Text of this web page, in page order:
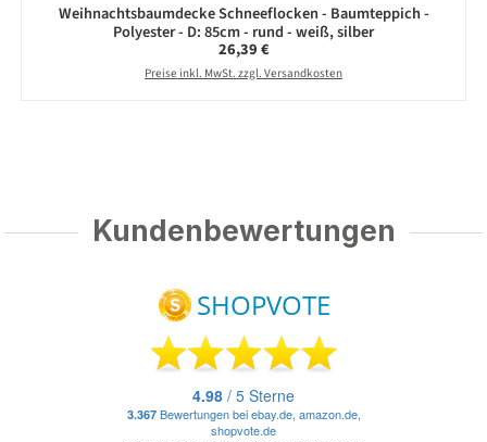
Weihnachtsbaumdecke Schneeflocken - Baumteppich -
Polyester - D: 85cm - rund - weiß, silber
Regulärer Preis:
26,39 €
Preise inkl. MwSt. zzgl. Versandkosten
Kundenbewertungen